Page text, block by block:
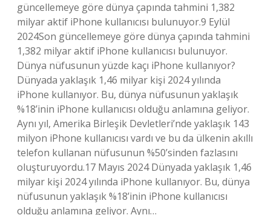
güncellemeye göre dünya çapında tahmini 1,382
milyar aktif iPhone kullanıcısı bulunuyor.9 Eylül
2024Son güncellemeye göre dünya çapında tahmini
1,382 milyar aktif iPhone kullanıcısı bulunuyor.
Dünya nüfusunun yüzde kaçı iPhone kullanıyor?
Dünyada yaklaşık 1,46 milyar kişi 2024 yılında
iPhone kullanıyor. Bu, dünya nüfusunun yaklaşık
%18’inin iPhone kullanıcısı olduğu anlamına geliyor.
Aynı yıl, Amerika Birleşik Devletleri’nde yaklaşık 143
milyon iPhone kullanıcısı vardı ve bu da ülkenin akıllı
telefon kullanan nüfusunun %50’sinden fazlasını
oluşturuyordu.17 Mayıs 2024 Dünyada yaklaşık 1,46
milyar kişi 2024 yılında iPhone kullanıyor. Bu, dünya
nüfusunun yaklaşık %18’inin iPhone kullanıcısı
olduğu anlamına geliyor. Aynı…